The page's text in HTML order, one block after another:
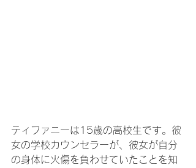
ティファニーは15歳の高校生です。彼
女の学校カウンセラーが、彼女が自分
の身体に火傷を負わせていたことを知